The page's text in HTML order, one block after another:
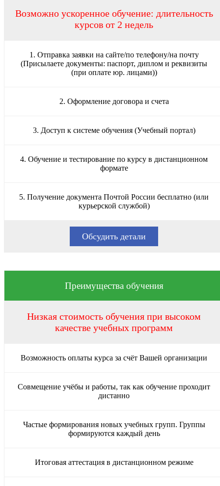
Возможно ускоренное обучение: длительность
курсов от 2 недель
1. Отправка заявки на сайте/по телефону/на почту
(Присылаете документы: паспорт, диплом и реквизиты
(при оплате юр. лицами))
2. Оформление договора и счета
3. Доступ к системе обучения (Учебный портал)
4. Обучение и тестирование по курсу в дистанционном
формате
5. Получение документа Почтой России бесплатно (или
курьерской службой)
Обсудить детали
Преимущества обучения
Низкая стоимость обучения при высоком
качестве учебных программ
Возможность оплаты курса за счёт Вашей организации
Совмещение учёбы и работы, так как обучение проходит
дистанно
Частые формирования новых учебных групп. Группы
формируются каждый день
Итоговая аттестация в дистанционном режиме